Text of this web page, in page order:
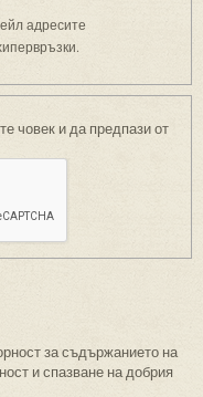
адресите
човек и да предпази от
за съдържанието на
и спазване на добрия